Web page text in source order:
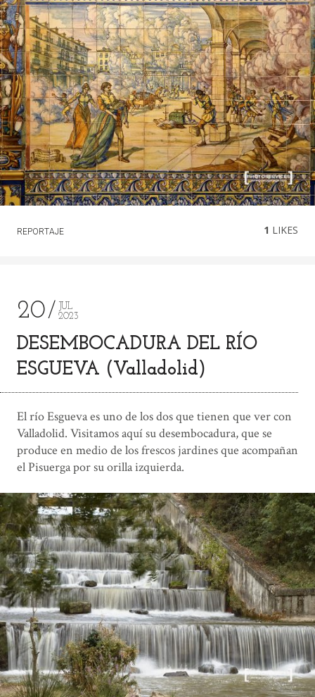
REPORTAJE 1 LIKES
20
JUL
2023
DESEMBOCADURA DEL RÍO
ESGUEVA (Valladolid)
El río Esgueva es uno de los dos que tienen que ver con
Valladolid. Visitamos aquí su desembocadura, que se
produce en medio de los frescos jardines que acompañan
el Pisuerga por su orilla izquierda.